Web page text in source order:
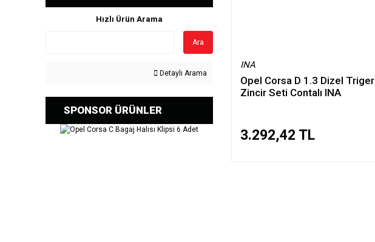
Hızlı Ürün Arama
Ara
Detaylı Arama
SPONSOR ÜRÜNLER
INA
Opel Corsa D 1.3 Dizel Triger
Zincir Seti Contalı INA
3.292,42 TL